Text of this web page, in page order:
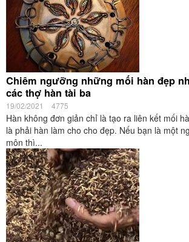
Chiêm ngưỡng những mối hàn đẹp
các thợ hàn tài ba
19/02/2021 4775
Hàn không đơn giản chỉ là tạo ra liên kết mối
là phải hàn làm cho cho đẹp. Nếu bạn là một
môn thì...